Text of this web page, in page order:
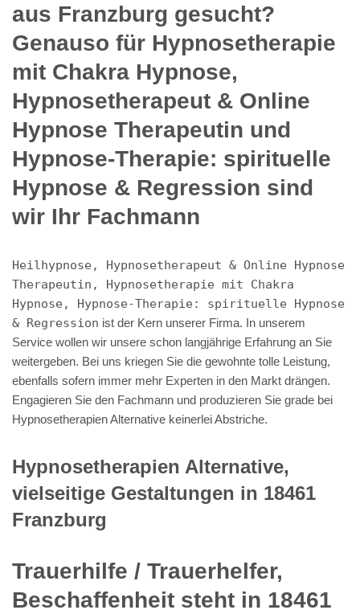
aus Franzburg gesucht?
Genauso für Hypnosetherapie
mit Chakra Hypnose,
Hypnosetherapeut & Online
Hypnose Therapeutin und
Hypnose-Therapie: spirituelle
Hypnose & Regression sind
wir Ihr Fachmann
Heilhypnose, Hypnosetherapeut & Online Hypnose
Therapeutin, Hypnosetherapie mit Chakra
Hypnose, Hypnose-Therapie: spirituelle Hypnose
& Regression ist der Kern unserer Firma. In unserem
Service wollen wir unsere schon langjährige Erfahrung an Sie
weitergeben. Bei uns kriegen Sie die gewohnte tolle Leistung,
ebenfalls sofern immer mehr Experten in den Markt drängen.
Engagieren Sie den Fachmann und produzieren Sie grade bei
Hypnosetherapien Alternative keinerlei Abstriche.
Hypnosetherapien Alternative,
vielseitige Gestaltungen in 18461
Franzburg
Trauerhilfe / Trauerhelfer,
Beschaffenheit steht in 18461